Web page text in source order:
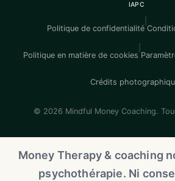
IAPC
Politique de confidentialité
Politique en matière de cookies
Crédits
© 2026 Mindful Money Coaching.
Money Therapy & coaching
psychothérapie. Ni